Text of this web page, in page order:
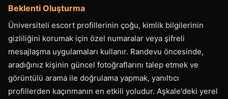
Beklenti Oluşturma
Üniversiteli escort profillerinin çoğu, kimlik bilgilerinin
gizliliğini korumak için özel numaralar veya şifreli
mesajlaşma uygulamaları kullanır. Randevu öncesinde,
aradığınız kişinin güncel fotoğraflarını talep etmek ve
görüntülü arama ile doğrulama yapmak, yanıltıcı
profillerden kaçınmanın en etkili yoludur. Aşkale'deki yerel